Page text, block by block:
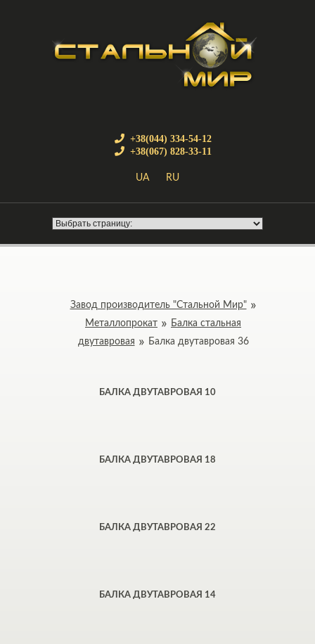
+38(044) 334-54-12
+38(067) 828-33-11
UA RU
Завод производитель "Стальной Мир"
Металлопрокат
Балка стальная
двутавровая
Балка двутавровая 36
БАЛКА ДВУТАВРОВАЯ 10
БАЛКА ДВУТАВРОВАЯ 18
БАЛКА ДВУТАВРОВАЯ 22
БАЛКА ДВУТАВРОВАЯ 14